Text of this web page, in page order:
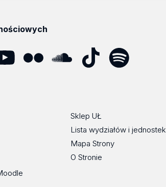
Sklep UŁ
Lista wydziałów i jednostek
Mapa Strony
O Stronie